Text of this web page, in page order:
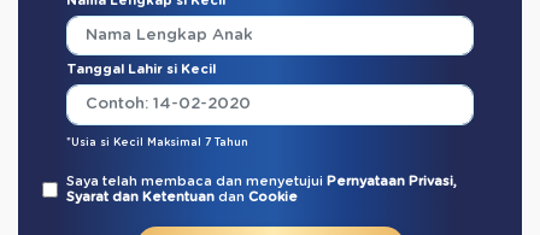
Tanggal Lahir si Kecil
*Usia si Kecil Maksimal 7 Tahun
Saya telah membaca dan menyetujui Pernyataan Privasi,
Syarat dan Ketentuan dan Cookie